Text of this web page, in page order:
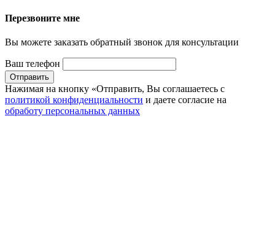
Перезвоните мне
Вы можете заказать обратный звонок для консультации
Ваш телефон
Нажимая на кнопку «Отправить, Вы соглашаетесь с
политикой конфиденциальности и даете согласие на
обработу персональных данных